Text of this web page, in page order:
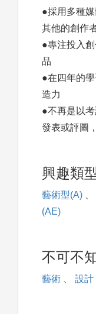
●採用多種
其他的創作
●專注投入
品
●在四年的
造力
●不再是以
發表或評圖
興趣類
藝術型(A) 、
(AE)
不可不
藝術 、 設計